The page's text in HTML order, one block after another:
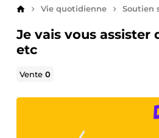
AccueilVie quotidienne Soutien
Je vais vous
etc
Vente0